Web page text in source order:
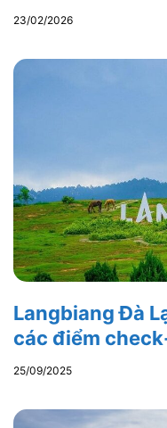
23/02/2026
Langbiang Đà
các điểm
25/09/2025